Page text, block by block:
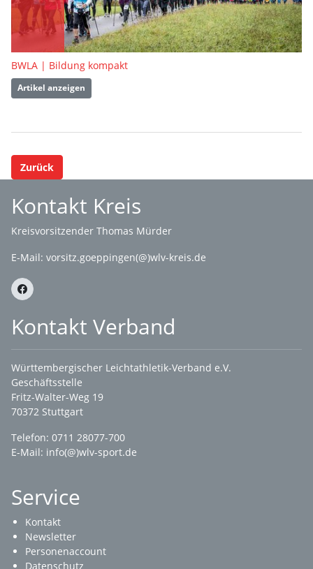
BWLA | Bildung kompakt
Artikel anzeigen
Zurück
Kontakt Kreis
Kreisvorsitzender Thomas Mürder
E-Mail: vorsitz.goeppingen(@)wlv-kreis.de
Kontakt Verband
Württembergischer Leichtathletik-Verband e.V.
Geschäftsstelle
Fritz-Walter-Weg 19
70372 Stuttgart
Telefon: 0711 28077-700
E-Mail: info(@)wlv-sport.de
Service
Kontakt
Newsletter
Personenaccount
Datenschutz